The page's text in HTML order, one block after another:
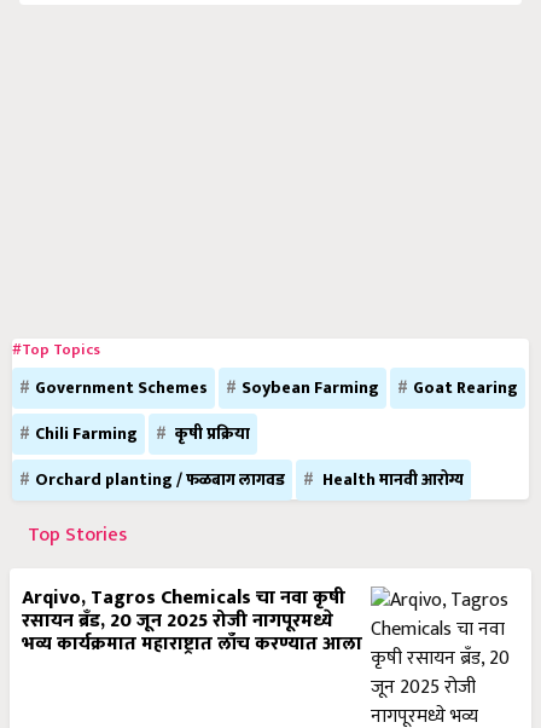
#Top Topics
Government Schemes Soybean Farming
Goat Rearing
Chili Farming
कृषी प्रक्रिया
Orchard planting / फळबाग लागवड
Health मानवी आरोग्य
Top Stories
Arqivo, Tagros Chemicals चा नवा कृषी
रसायन ब्रँड, 20 जून 2025 रोजी नागपूरमध्ये
भव्य कार्यक्रमात महाराष्ट्रात लाँच करण्यात आला